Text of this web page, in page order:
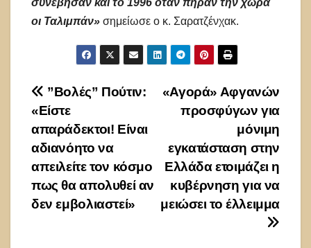
συνέβησαν και το 1996 όταν πήραν την χώρα
οι Ταλιμπάν» σημείωσε ο κ. Σαρατζένχακ.
Πλοήγηση
άρθρων
«Αγορά» Αφγανών
προσφύγων για
μόνιμη
εγκατάσταση στην
Ελλάδα ετοιμάζει η
κυβέρνηση για να
μειώσει το έλλειμμα
”Βολές” Πούτιν:
«Είστε
απαράδεκτοι! Είναι
αδιανόητο να
απειλείτε τον κόσμο
πως θα απολυθεί αν
δεν εμβολιαστεί»